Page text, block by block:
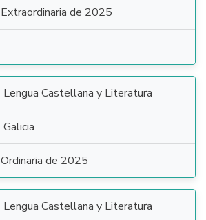
Extraordinaria de 2025
Lengua Castellana y Literatura
Galicia
Ordinaria de 2025
Lengua Castellana y Literatura